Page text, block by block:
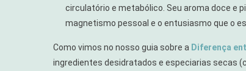
circulatório e metabólico. Seu aroma doce e
magnetismo pessoal e o entusiasmo que o
Como vimos no nosso guia sobre a Diferença
ingredientes desidratados e especiarias secas